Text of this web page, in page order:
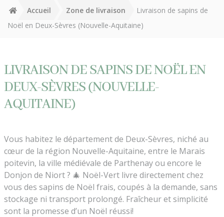
Accueil Zone de livraison
Livraison de sapins de
Noël en Deux-Sèvres (Nouvelle-Aquitaine)
LIVRAISON DE SAPINS DE NOËL EN
DEUX-SÈVRES (NOUVELLE-
AQUITAINE)
Vous habitez le département de Deux-Sèvres, niché au
cœur de la région Nouvelle-Aquitaine, entre le Marais
poitevin, la ville médiévale de Parthenay ou encore le
Donjon de Niort ? 🎄 Noël-Vert livre directement chez
vous des sapins de Noël frais, coupés à la demande, sans
stockage ni transport prolongé. Fraîcheur et simplicité
sont la promesse d’un Noël réussi!